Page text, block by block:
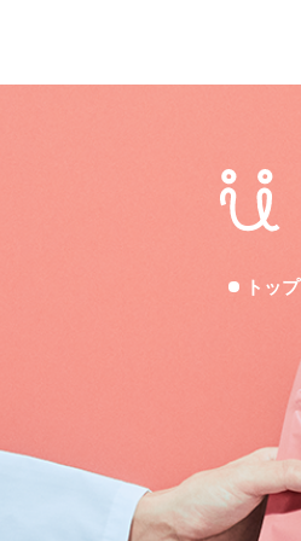
トップ